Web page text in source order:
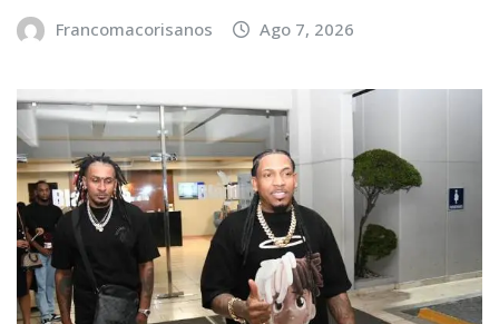
Francomacorisanos Ago 7, 2026